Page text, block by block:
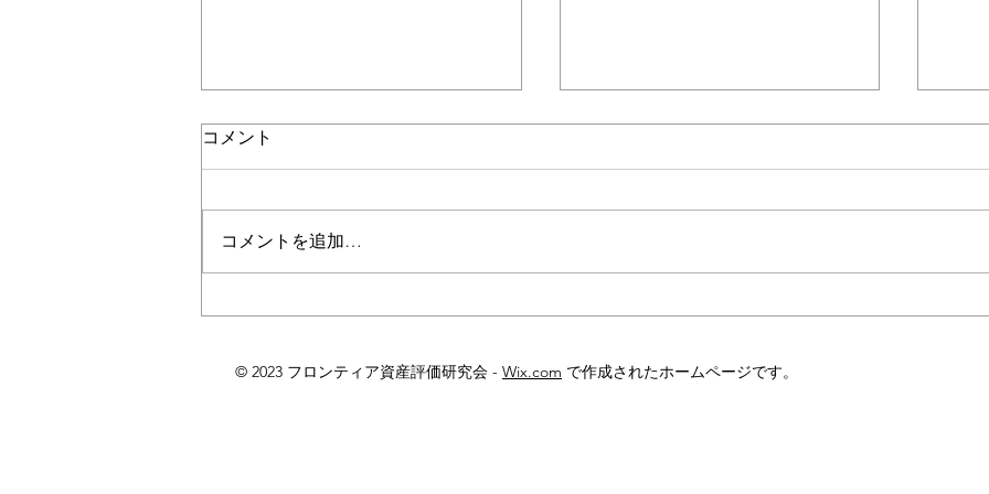
コメント
コメントを追加…
© 2023 フロンティア資産評価研究会 - Wix.com で作成されたホームページです。